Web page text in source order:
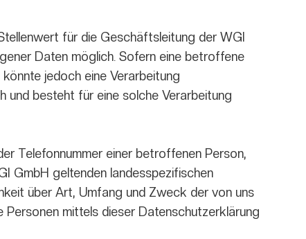
für die Geschäftsleitung der WGI
Daten möglich. Sofern eine betroffene
jedoch eine Verarbeitung
und besteht für eine solche Verarbeitung
Telefonnummer einer betroffenen Person,
GmbH geltenden landesspezifischen
über Art, Umfang und Zweck der von uns
mittels dieser Datenschutzerklärung